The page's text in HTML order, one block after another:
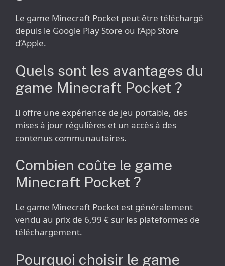
Le game Minecraft Pocket peut être téléchargé
depuis le Google Play Store ou l’App Store
d’Apple.
Quels sont les avantages du
game Minecraft Pocket ?
Il offre une expérience de jeu portable, des
mises à jour régulières et un accès à des
contenus communautaires.
Combien coûte le game
Minecraft Pocket ?
Le game Minecraft Pocket est généralement
vendu au prix de 6,99 € sur les plateformes de
téléchargement.
Pourquoi choisir le game